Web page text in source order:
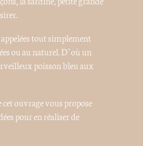
tout simplement
ou au naturel. D’où un
poisson bleu aux
cet ouvrage vous propose
pour en réaliser de